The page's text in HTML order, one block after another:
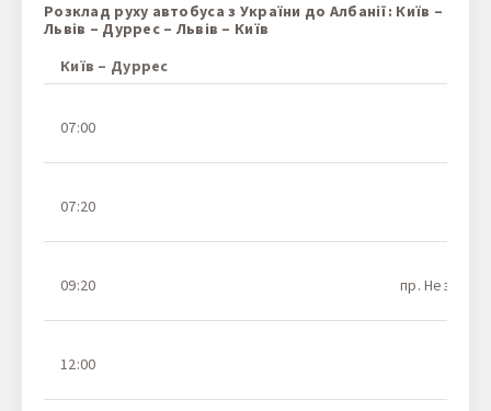
Розклад руху автобуса з України до Албанії: Київ –
Львів – Дуррес – Львів – Київ
Київ – Дуррес
07:00
07:20
09:20 пр.
12:00